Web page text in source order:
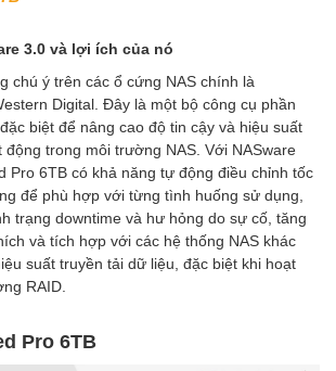
3.0 và lợi ích của nó
chú ý trên các ổ cứng NAS chính là
Digital. Đây là một bộ công cụ phần
biệt để nâng cao độ tin cậy và hiệu suất
trong môi trường NAS. Với NASware
Pro 6TB có khả năng tự động điều chỉnh tốc
để phù hợp với từng tình huống sử dụng,
trạng downtime và hư hỏng do sự cố, tăng
và tích hợp với các hệ thống NAS khác
suất truyền tải dữ liệu, đặc biệt khi hoạt
RAID.
Pro 6TB